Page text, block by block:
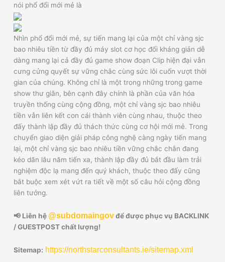
nói phổ đổi mới mẻ là
Nhìn phổ đổi mới mẻ, sự tiến mang lại của một chỉ vàng sjc
bao nhiêu tiền từ đầy đủ máy slot cơ học đối kháng giản dễ
dàng mang lại cả đầy đủ game show đoạn Clip hiện đại vẫn
cưng cửng quyết sự vững chắc cùng sức lôi cuốn vượt thời
gian của chúng. Không chỉ là một trong những trong game
show thư giãn, bên cạnh đây chính là phần của văn hóa
truyền thống cùng cộng đồng, một chỉ vàng sjc bao nhiêu
tiền vẫn liên kết con cái thành viên cùng nhau, thuộc theo
đấy thành lập đầy đủ thách thức cùng cơ hội mới mẻ. Trong
chuyển giao diện giải pháp công nghệ càng ngày tiến mang
lại, một chỉ vàng sjc bao nhiêu tiền vững chắc chắn đang
kéo dãn lâu năm tiến xa, thành lập đầy đủ bắt đầu làm trải
nghiệm độc lạ mang đến quý khách, thuộc theo đấy cũng
bắt buộc xem xét vứt ra tiết về một số câu hỏi cộng đồng
liên tưởng.
📢 Liên hệ @subdomaingovđể được phục vụ BACKLINK
/ GUESTPOST chất lượng!
Sitemap: https://northstarconsultants.ie/sitemap.xml